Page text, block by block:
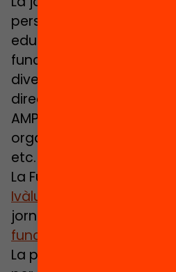
persones i institucions
educatiu i/o
funciona en l’àmbit de
diversitat:
directius i docents dels
AMPAs, entitats de lleure
organitzacions
etc.
La Fundació Jaume
Ivàlua
jornada en el marc del
funciona en educació?
La presentació es